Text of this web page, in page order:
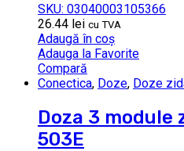
SKU: 03040003105366
26.44 lei cu TVA
Adaugă în coș
Adauga la Favorite
Compară
Conectica, Doze, Doze
Doza 3 module
503E